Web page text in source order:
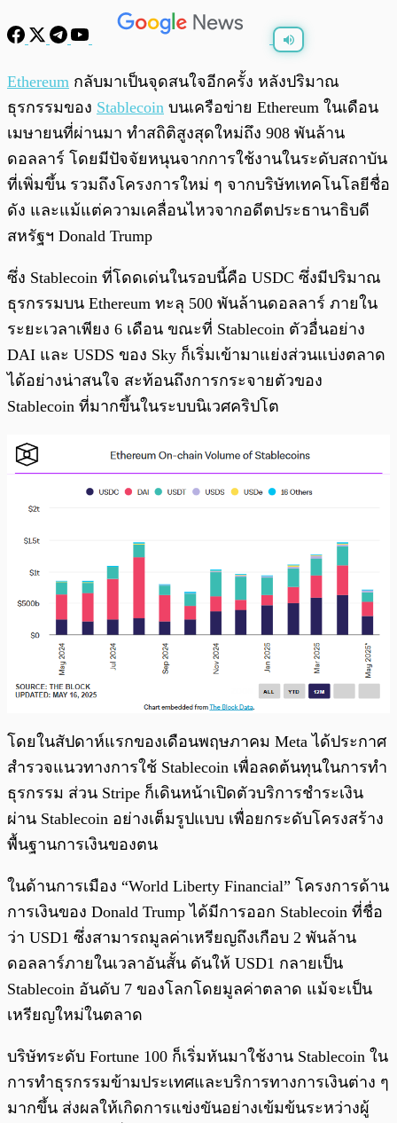
พร้อมเล่น 0:00
Ethereum กลับมาเป็นจุดสนใจอีกครั้ง หลังปริมาณ
ธุรกรรมของ Stablecoin บนเครือข่าย Ethereum ในเดือน
เมษายนที่ผ่านมา ทำสถิติสูงสุดใหม่ถึง 908 พันล้าน
ดอลลาร์ โดยมีปัจจัยหนุนจากการใช้งานในระดับสถาบัน
ที่เพิ่มขึ้น รวมถึงโครงการใหม่ ๆ จากบริษัทเทคโนโลยีชื่อ
ดัง และแม้แต่ความเคลื่อนไหวจากอดีตประธานาธิบดี
สหรัฐฯ Donald Trump
ซึ่ง Stablecoin ที่โดดเด่นในรอบนี้คือ USDC ซึ่งมีปริมาณ
ธุรกรรมบน Ethereum ทะลุ 500 พันล้านดอลลาร์ ภายใน
ระยะเวลาเพียง 6 เดือน ขณะที่ Stablecoin ตัวอื่นอย่าง
DAI และ USDS ของ Sky ก็เริ่มเข้ามาแย่งส่วนแบ่งตลาด
ได้อย่างน่าสนใจ สะท้อนถึงการกระจายตัวของ
Stablecoin ที่มากขึ้นในระบบนิเวศคริปโต
โดยในสัปดาห์แรกของเดือนพฤษภาคม Meta ได้ประกาศ
สำรวจแนวทางการใช้ Stablecoin เพื่อลดต้นทุนในการทำ
ธุรกรรม ส่วน Stripe ก็เดินหน้าเปิดตัวบริการชำระเงิน
ผ่าน Stablecoin อย่างเต็มรูปแบบ เพื่อยกระดับโครงสร้าง
พื้นฐานการเงินของตน
ในด้านการเมือง “World Liberty Financial” โครงการด้าน
การเงินของ Donald Trump ได้มีการออก Stablecoin ที่ชื่อ
ว่า USD1 ซึ่งสามารถมูลค่าเหรียญถึงเกือบ 2 พันล้าน
ดอลลาร์ภายในเวลาอันสั้น ดันให้ USD1 กลายเป็น
Stablecoin อันดับ 7 ของโลกโดยมูลค่าตลาด แม้จะเป็น
เหรียญใหม่ในตลาด
บริษัทระดับ Fortune 100 ก็เริ่มหันมาใช้งาน Stablecoin ใน
การทำธุรกรรมข้ามประเทศและบริการทางการเงินต่าง ๆ
มากขึ้น ส่งผลให้เกิดการแข่งขันอย่างเข้มข้นระหว่างผู้